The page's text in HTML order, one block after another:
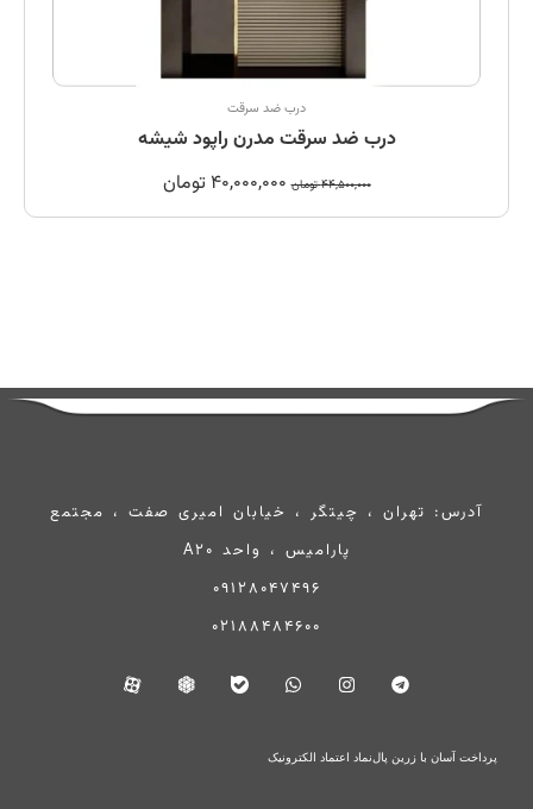
درب ضد سرقت
درب ضد سرقت مدرن راپود شیشه
44,500,000 تومان 40,000,000 تومان
آدرس: تهران ، چیتگر ، خیابان امیری صفت ، مجتمع
پارامیس ، واحد A20
09128047496
02188484600
پرداخت آسان با زرین پالنماد اعتماد الکترونیک